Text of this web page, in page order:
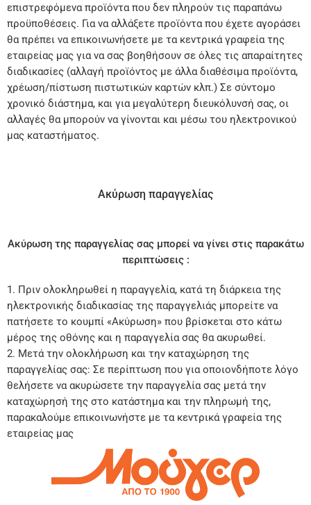
επιστρεφόμενα προϊόντα που δεν πληρούν τις παραπάνω
προϋποθέσεις. Για να αλλάξετε προϊόντα που έχετε αγοράσει
θα πρέπει να επικοινωνήσετε με τα κεντρικά γραφεία της
εταιρείας μας για να σας βοηθήσουν σε όλες τις απαραίτητες
διαδικασίες (αλλαγή προϊόντος με άλλα διαθέσιμα προϊόντα,
χρέωση/πίστωση πιστωτικών καρτών κλπ.) Σε σύντομο
χρονικό διάστημα, και για μεγαλύτερη διευκόλυνσή σας, οι
αλλαγές θα μπορούν να γίνονται και μέσω του ηλεκτρονικού
μας καταστήματος.
Ακύρωση παραγγελίας
Ακύρωση της παραγγελίας σας μπορεί να γίνει στις παρακάτω
περιπτώσεις :
Πριν ολοκληρωθεί η παραγγελία, κατά τη διάρκεια της
ηλεκτρονικής διαδικασίας της παραγγελιάς μπορείτε να
πατήσετε το κουμπί «Ακύρωση» που βρίσκεται στο κάτω
μέρος της οθόνης και η παραγγελία σας θα ακυρωθεί.
Μετά την ολοκλήρωση και την καταχώρηση της
παραγγελίας σας: Σε περίπτωση που για οποιονδήποτε λόγο
θελήσετε να ακυρώσετε την παραγγελία σας μετά την
καταχώρησή της στο κατάστημα και την πληρωμή της,
παρακαλούμε επικοινωνήστε με τα κεντρικά γραφεία της
εταιρείας μας